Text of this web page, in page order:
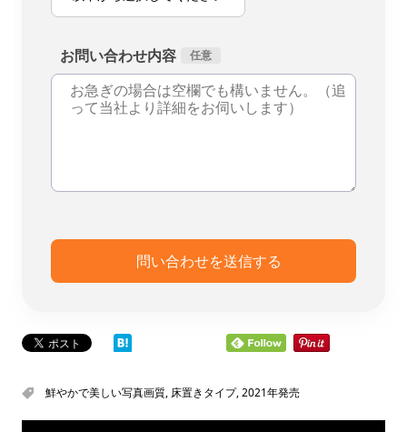
お問い合わせ内容
鮮やかで美しい写真画質, 床置きタイプ,2021年発売